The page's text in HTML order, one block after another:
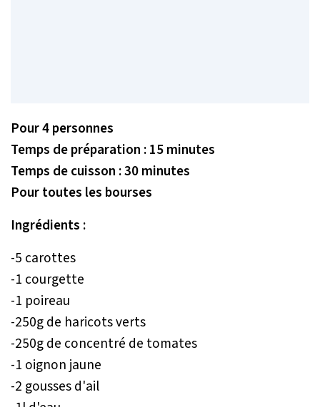
Pour 4 personnes
Temps de préparation : 15 minutes
Temps de cuisson : 30 minutes
Pour toutes les bourses
Ingrédients :
-5 carottes
-1 courgette
-1 poireau
-250g de haricots verts
-250g de concentré de tomates
-1 oignon jaune
-2 gousses d'ail